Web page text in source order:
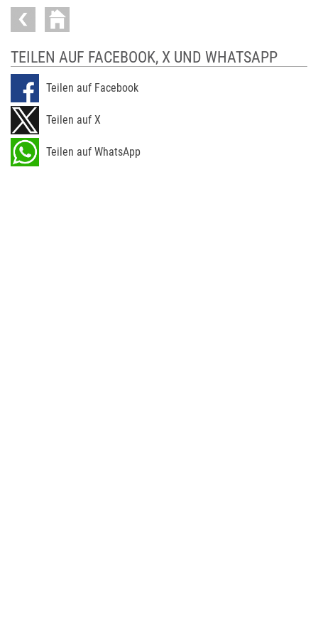
TEILEN AUF FACEBOOK, X UND WHATSAPP
Teilen auf Facebook
Teilen auf X
Teilen auf WhatsApp